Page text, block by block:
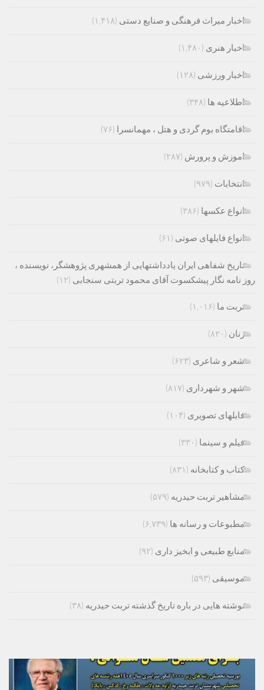
اخبار میراث فرهنگی و صنایع دستی (۱,۴۱۸)
اخبار هنری (۱,۴۸۰)
اخبار ورزشی (۱۲۸)
اطلاعیه ها (۳۴۸)
اقامتگاه بوم گردی و هتل ، مهمانسرا (۷۶)
اموزش و پرورش (۲۸۷)
انتخابات (۹۷۹)
انواع عکسها (۳۸۶)
انواع فایلهای صوتی (۶۱)
تاریخ شفاهی ایران یادداشتهایی از همشهری پژوهشگر، نویسنده ،
روز نامه نگار پیشکسوت آقای محمود تربتی سنجابی (۱۲)
تربت ما (۱,۰۱۶)
زنان (۸۲۰)
شعر و شاعری (۶۲۳)
شهر و شهرداری (۸۱۷)
فایلهای تصویری (۱۰۴)
فیلم و سینما (۳۳۰)
کتاب و کتابخانه (۸۳۱)
مشاهیر تربت حیدریه (۵۷۹)
مطبوعات و رسانه ها (۶,۷۳۹)
منابع طبیعی و ابخیز داری (۹۲)
موسیقی (۵۹۳)
نوشته هایی در باره تاریخ گذشته تربت حیدریه (۳۸)